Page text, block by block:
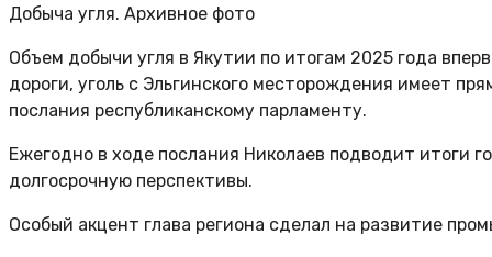
Добыча угля. Архивное фото
Объем добычи угля в Якутии по итогам 2025 года
дороги, уголь с Эльгинского месторождения имеет
послания республиканскому парламенту.
Ежегодно в ходе послания Николаев подводит итоги
долгосрочную перспективы.
Особый акцент глава региона сделал на развитие